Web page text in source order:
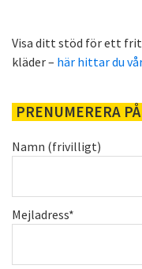
Visa ditt stöd för ett
kläder – här hittar du
PRENUMERERA
Namn (frivilligt)
Mejladress*